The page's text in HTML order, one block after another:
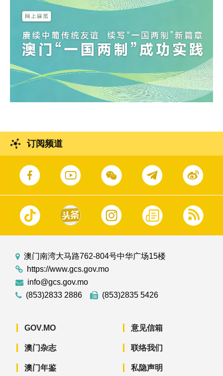
订阅频道
澳门南湾大马路762-804号中华广场15楼
https://www.gcs.gov.mo
info@gcs.gov.mo
(853)2833 2886
(853)2835 5426
GOV.MO
澳门杂志
澳门年鉴
意见信箱
联络我们
私隐声明